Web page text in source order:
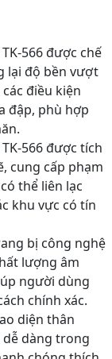
566 được chế
lại độ bền vượt
điều kiện
đập, phù hợp
566 được tích
cung cấp phạm
thể liên lạc
khu vực có tín
bị công nghệ
lượng âm
người dùng
chính xác.
diện thân
dàng trong